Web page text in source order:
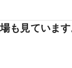
も見ていま